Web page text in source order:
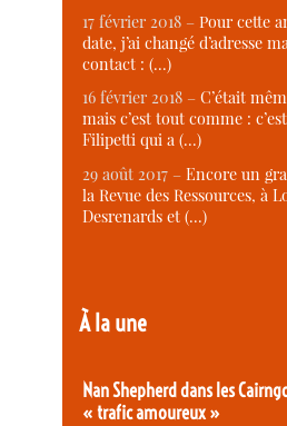
17 février 2018 –Pour cette
date, j’ai changé d’adresse
contact : (…)
16 février 2018 –C’était
mais c’est tout comme :
Filipetti qui a (…)
29 août 2017 –Encore un
la Revue des Ressources, à
Desrenards et (…)
À la une
Nan Shepherd dans les
« trafic amoureux »